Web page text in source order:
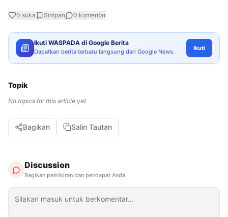
0 suka Simpan 0 komentar
Ikuti WASPADA di Google Berita
Dapatkan berita terbaru langsung dari Google News. Ikuti
Topik
No topics for this article yet.
Bagikan Salin Tautan
Discussion
Bagikan pemikiran dan pendapat Anda